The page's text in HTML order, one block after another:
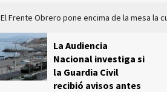
El Frente Obrero pone encima de la mesa la
La Audiencia
Nacional investiga si
la Guardia Civil
recibió avisos antes